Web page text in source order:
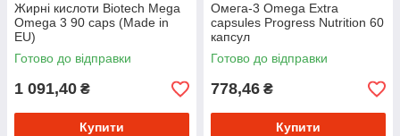
Жирні кислоти Biotech Mega
Omega 3 90 caps (Made in
EU)
Готово до відправки
1 091,40 ₴
Купити
Омега-3 Omega Extra
capsules Progress Nutrition 60
капсул
Готово до відправки
778,46 ₴
Купити